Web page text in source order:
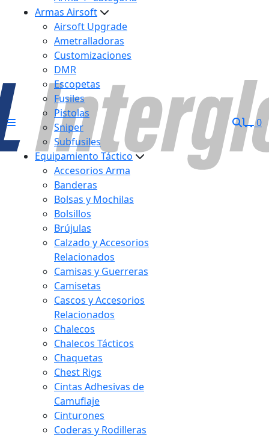
Armas Airsoft
Airsoft Upgrade
Ametralladoras
Customizaciones
DMR
Escopetas
Fusiles
Pistolas
Sniper
Subfusiles
Equipamiento Táctico
Accesorios Arma
Banderas
Bolsas y Mochilas
Bolsillos
Brújulas
Calzado y Accesorios
Relacionados
Camisas y Guerreras
Camisetas
Cascos y Accesorios
Relacionados
Chalecos
Chalecos Tácticos
Chaquetas
Chest Rigs
Cintas Adhesivas de
Camuflaje
Cinturones
Coderas y Rodilleras
0